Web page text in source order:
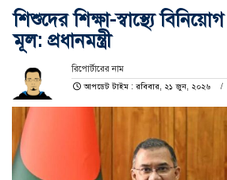
শিশুদের শিক্ষা-স্বাস্থ্যে
মূল: প্রধানমন্ত্রী
রিপোর্টারের নাম
আপডেট টাইম : রবিবার, ২১ জুন, ২০২৬